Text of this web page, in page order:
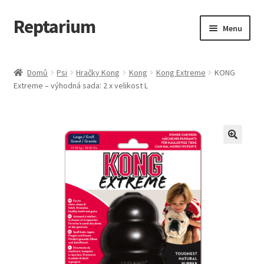
Přeskočit
na
Přejít
k
webu
Reptarium Menu
Košík
Domů Psi Hračky Kong Kong Kong Extreme
KONG
Extreme – výhodná sada: 2 x velikost L